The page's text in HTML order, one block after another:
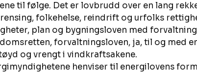
til følge. Det er lovbrudd over en lang
folkehelse, reindrift og urfolks
plan og bygningsloven med
forvaltningsloven, ja, til og med
og vrengt i vindkraftsakene.
henviser til energilovens